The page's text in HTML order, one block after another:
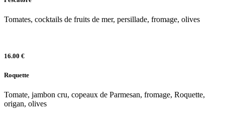
Tomates, cocktails de fruits de mer, persillade, fromage, olives
16.00 €
Roquette
Tomate, jambon cru, copeaux de Parmesan, fromage, Roquette,
origan, olives